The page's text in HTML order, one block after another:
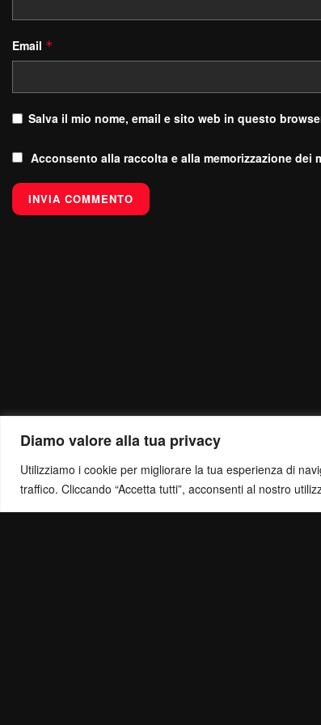
Diamo valore alla tua privacy
Utilizziamo i cookie per migliorare la tua esperienza di
traffico. Cliccando “Accetta tutti”, acconsenti al nostro
Email *
Salva il mio nome, email e sito web in questo
Acconsento alla raccolta e alla memorizzazione dei